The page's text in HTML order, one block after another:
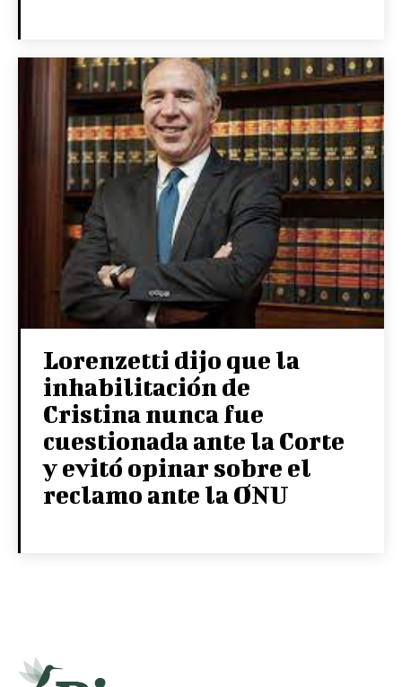
Lorenzetti dijo que la
inhabilitación de
Cristina nunca fue
cuestionada ante la Corte
y evitó opinar sobre el
reclamo ante la ONU